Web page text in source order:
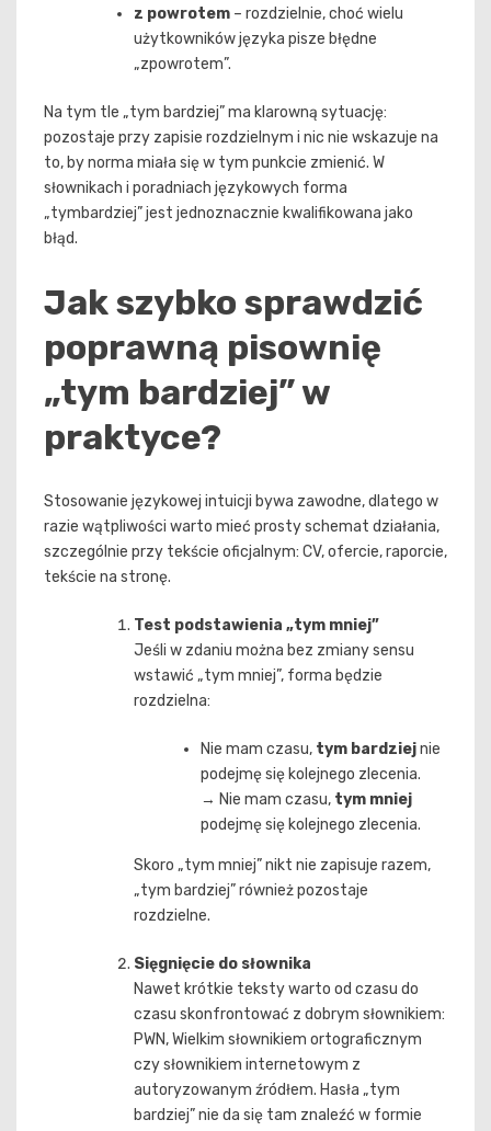
z powrotem – rozdzielnie, choć wielu
użytkowników języka pisze błędne
„zpowrotem”.
Na tym tle „tym bardziej” ma klarowną sytuację:
pozostaje przy zapisie rozdzielnym i nic nie wskazuje na
to, by norma miała się w tym punkcie zmienić. W
słownikach i poradniach językowych forma
„tymbardziej” jest jednoznacznie kwalifikowana jako
błąd.
Jak szybko sprawdzić
poprawną pisownię
„tym bardziej” w
praktyce?
Stosowanie językowej intuicji bywa zawodne, dlatego w
razie wątpliwości warto mieć prosty schemat działania,
szczególnie przy tekście oficjalnym: CV, ofercie, raporcie,
tekście na stronę.
Test podstawienia „tym mniej”
Jeśli w zdaniu można bez zmiany sensu
wstawić „tym mniej”, forma będzie
rozdzielna:
Nie mam czasu, tym bardziejnie
podejmę się kolejnego zlecenia.
→ Nie mam czasu, tym mniej
podejmę się kolejnego zlecenia.
Skoro „tym mniej” nikt nie zapisuje razem,
„tym bardziej” również pozostaje
rozdzielne.
Sięgnięcie do słownika
Nawet krótkie teksty warto od czasu do
czasu skonfrontować z dobrym słownikiem:
PWN, Wielkim słownikiem ortograficznym
czy słownikiem internetowym z
autoryzowanym źródłem. Hasła „tym
bardziej” nie da się tam znaleźć w formie